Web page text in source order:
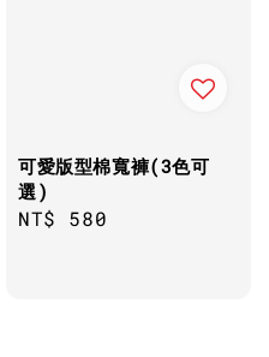
可愛版型棉寬褲(3色可
選)
Regular
NT$ 580